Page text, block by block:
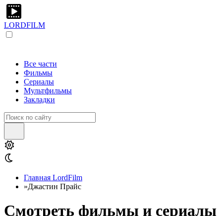
LORDFILM
Все части
Фильмы
Сериалы
Мультфильмы
Закладки
Главная LordFilm
»Джастин Прайс
Смотреть фильмы и сериалы